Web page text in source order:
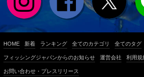
HOME 新着 ランキング 全てのカテゴリ 全てのタグ
フィッシングジャパンからのお知らせ 運営会社 利用規
お問い合わせ・プレスリリース